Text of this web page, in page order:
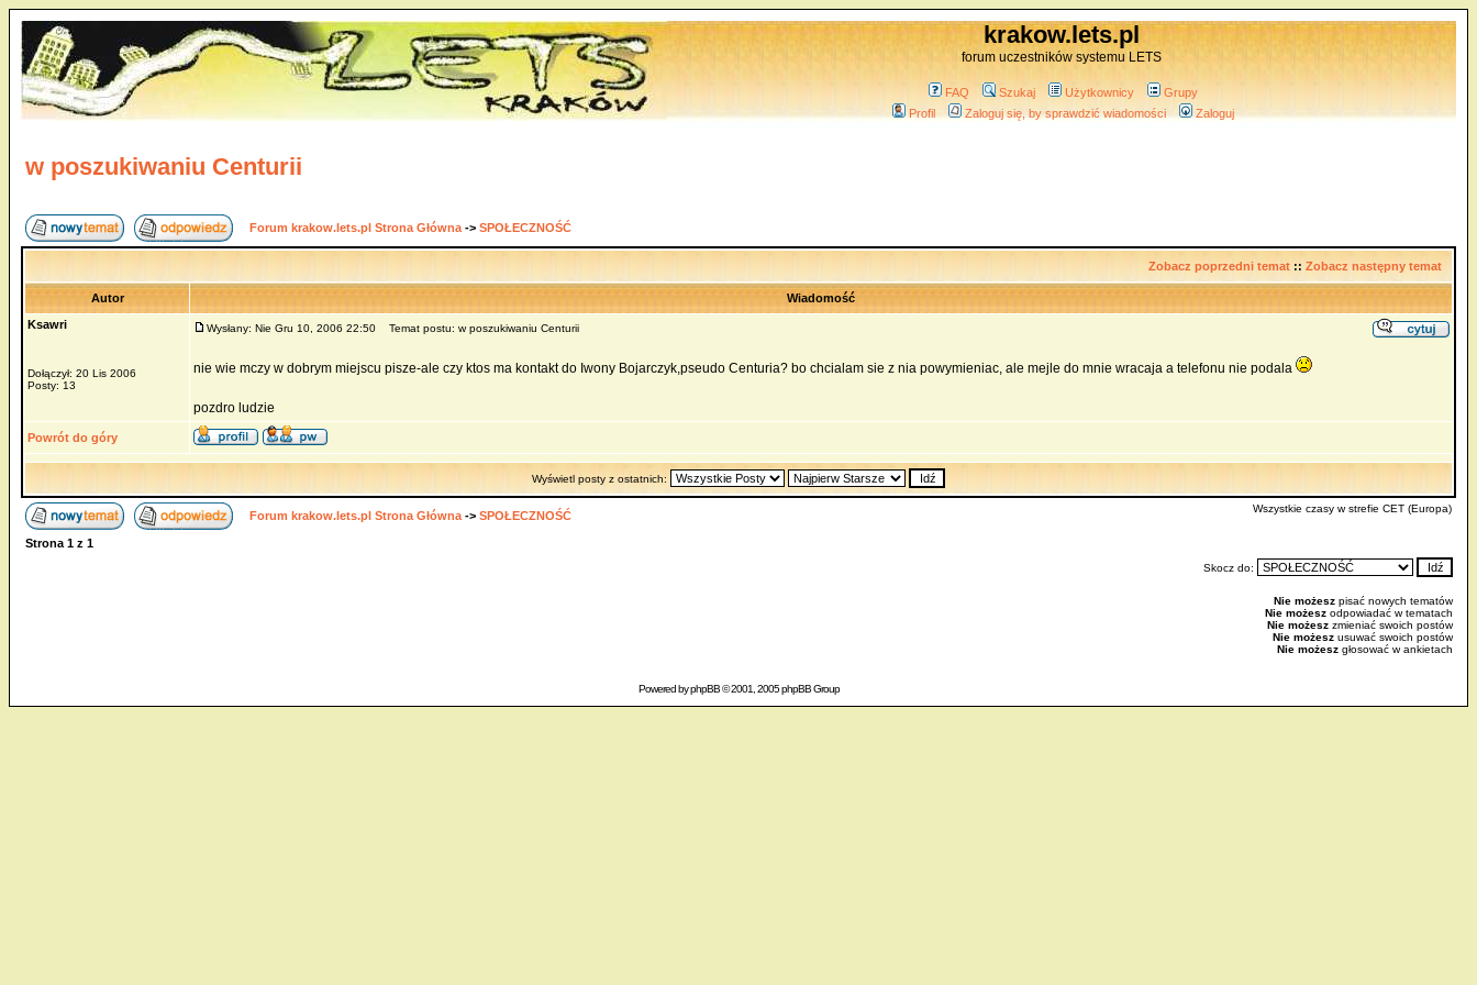
krakow.lets.pl
forum uczestników systemu LETS
FAQ Szukaj Użytkownicy
Grupy
Profil
Zaloguj się, by sprawdzić wiadomości Zaloguj
w poszukiwaniu Centurii
Forum krakow.lets.pl Strona Główna -> SPOŁECZNOŚĆ
Zobacz poprzedni temat :: Zobacz następny temat
Autor
Wiadomość
Ksawri
Dołączył: 20 Lis 2006
Posty: 13
Wysłany: Nie Gru 10, 2006 22:50 Temat postu: w poszukiwaniu Centurii
nie wie mczy w dobrym miejscu pisze-ale czy ktos ma kontakt do Iwony Bojarczyk,pseudo Centuria? bo chcialam sie z nia powymieniac, ale mejle do mnie wracaja a telefonu nie podala
pozdro ludzie
Powrót do góry
Wyświetl posty z ostatnich:
Forum krakow.lets.pl Strona Główna -> SPOŁECZNOŚĆ
Wszystkie czasy w strefie CET (Europa)
Strona 1 z 1
Skocz do:
Nie możesz pisać nowych tematów
Nie możesz odpowiadać w tematach
Nie możesz zmieniać swoich postów
Nie możesz usuwać swoich postów
Nie możesz głosować w ankietach
Powered byphpBB© 2001, 2005 phpBB Group